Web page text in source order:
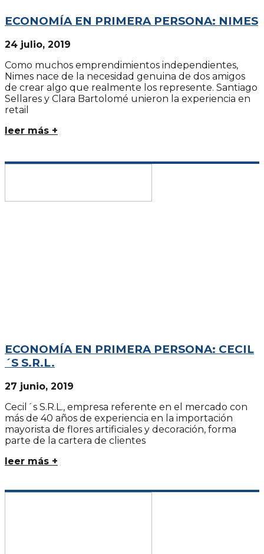
ECONOMÍA EN PRIMERA PERSONA: NIMES
24 julio, 2019
Como muchos emprendimientos independientes,
Nimes nace de la necesidad genuina de dos amigos
de crear algo que realmente los represente. Santiago
Sellares y Clara Bartolomé unieron la experiencia en
retail
leer más +
ECONOMÍA EN PRIMERA PERSONA: CECIL
´S S.R.L.
27 junio, 2019
Cecil´s S.R.L., empresa referente en el mercado con
más de 40 años de experiencia en la importación
mayorista de flores artificiales y decoración, forma
parte de la cartera de clientes
leer más +